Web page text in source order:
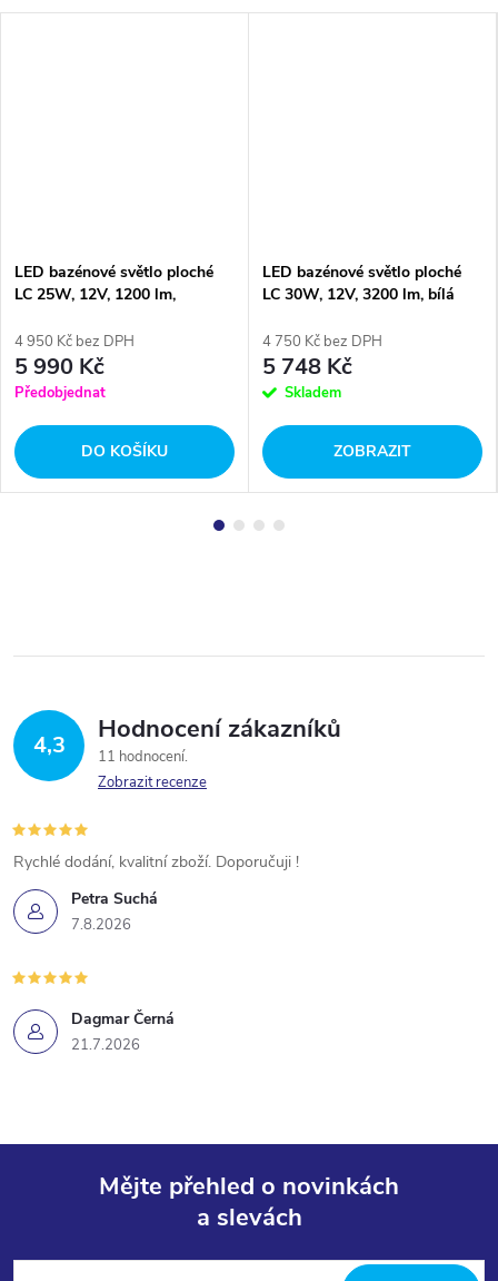
LED bazénové světlo ploché
LC 25W, 12V, 1200 lm,
4 950 Kč bez DPH
5 990 Kč
Předobjednat
DO KOŠÍKU
LED bazénové světlo ploché
LC 30W, 12V, 3200 lm, bílá
4 750 Kč bez DPH
5 748 Kč
Skladem
ZOBRAZIT
4,3 Hodnocení zákazníků
11 hodnocení
Zobrazit recenze
Petra Suchá
7.8.2026
Rychlé dodání, kvalitní zboží. Doporučuji !
Dagmar Černá
21.7.2026
Mějte přehled o novinkách
a slevách